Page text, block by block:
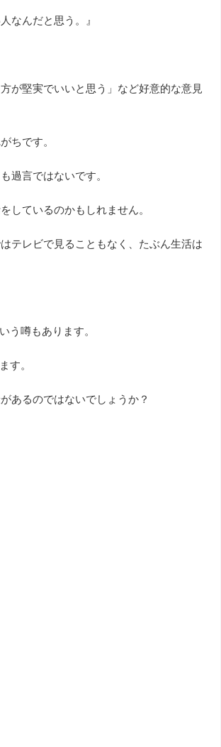
なんだと思う。』
が堅実でいいと思う」など好意的な意見
ちです。
過言ではないです。
しているのかもしれません。
テレビで見ることもなく、たぶん生活は
う噂もあります。
す。
あるのではないでしょうか？